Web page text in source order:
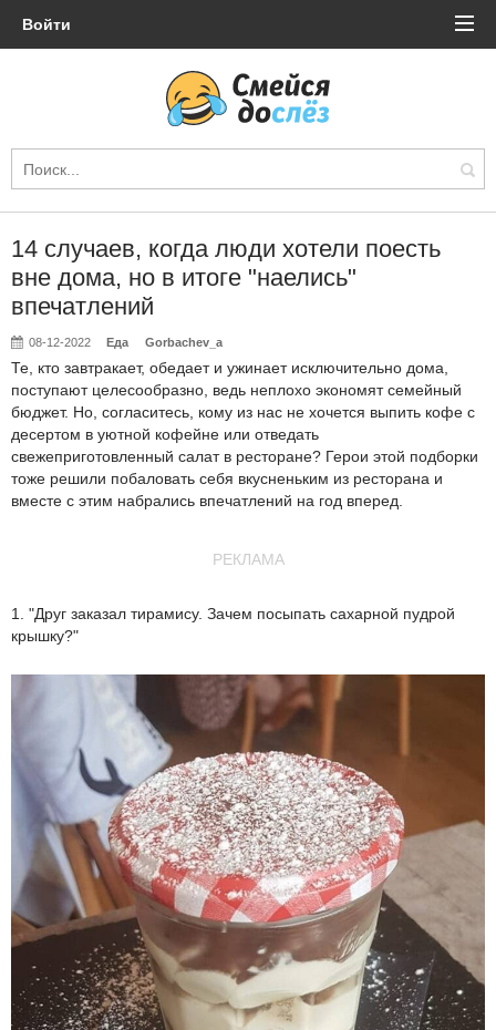
Войти
14 случаев, когда люди хотели поесть
вне дома, но в итоге "наелись"
впечатлений
08-12-2022 Еда Gorbachev_a
Те, кто завтракает, обедает и ужинает исключительно дома,
поступают целесообразно, ведь неплохо экономят семейный
бюджет. Но, согласитесь, кому из нас не хочется выпить кофе с
десертом в уютной кофейне или отведать
свежеприготовленный салат в ресторане? Герои этой подборки
тоже решили побаловать себя вкусненьким из ресторана и
вместе с этим набрались впечатлений на год вперед.
РЕКЛАМА
1. "Друг заказал тирамису. Зачем посыпать сахарной пудрой
крышку?"